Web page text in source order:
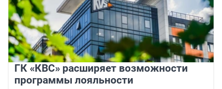
ГК «КВС» расширяет возможности
программы лояльности